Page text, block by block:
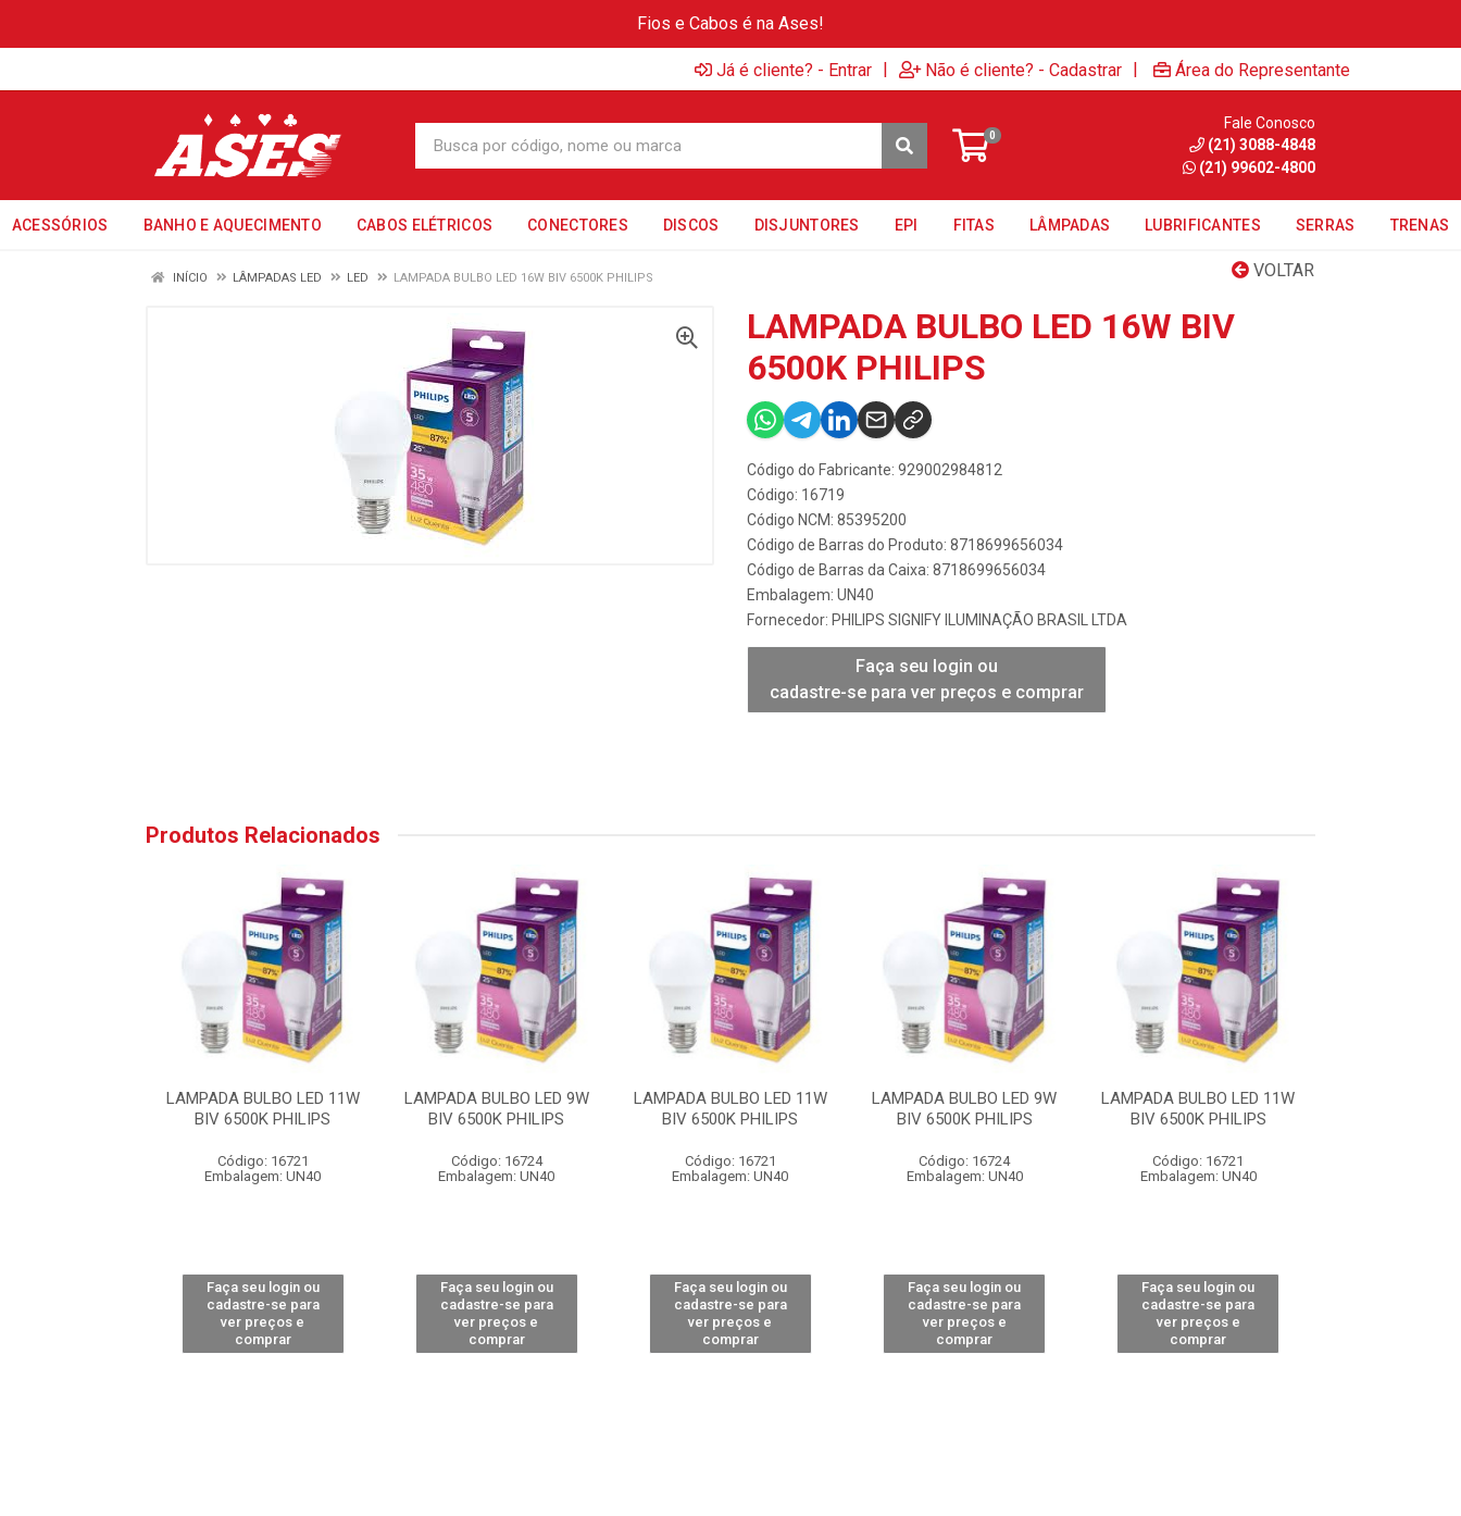
Fios e Cabos é na Ases!
Já é cliente? - Entrar | Não é cliente? - Cadastrar | Área do Representante
0
Fale Conosco
(21) 3088-4848
(21) 99602-4800
ACESSÓRIOS BANHO E AQUECIMENTO CABOS ELÉTRICOS CONECTORES DISCOS DISJUNTORES EPI FITAS LÂMPADAS LUBRIFICANTES SERRAS TRENAS
VOLTAR
INÍCIO LÂMPADAS LED LED LAMPADA BULBO LED 16W BIV 6500K PHILIPS
LAMPADA BULBO LED 16W BIV
6500K PHILIPS
Código do Fabricante: 929002984812
Código: 16719
Código NCM: 85395200
Código de Barras do Produto: 8718699656034
Código de Barras da Caixa: 8718699656034
Embalagem: UN40
Fornecedor: PHILIPS SIGNIFY ILUMINAÇÃO BRASIL LTDA
Faça seu login ou
cadastre-se para ver preços e comprar
Produtos Relacionados
LAMPADA BULBO LED 11W
BIV 6500K PHILIPS
Código: 16721
Embalagem: UN40
Faça seu login ou
cadastre-se para
ver preços e
comprar
LAMPADA BULBO LED 9W
BIV 6500K PHILIPS
Código: 16724
Embalagem: UN40
Faça seu login ou
cadastre-se para
ver preços e
comprar
LAMPADA BULBO LED 11W
BIV 6500K PHILIPS
Código: 16721
Embalagem: UN40
Faça seu login ou
cadastre-se para
ver preços e
comprar
LAMPADA BULBO LED 9W
BIV 6500K PHILIPS
Código: 16724
Embalagem: UN40
Faça seu login ou
cadastre-se para
ver preços e
comprar
LAMPADA BULBO LED 11W
BIV 6500K PHILIPS
Código: 16721
Embalagem: UN40
Faça seu login ou
cadastre-se para
ver preços e
comprar